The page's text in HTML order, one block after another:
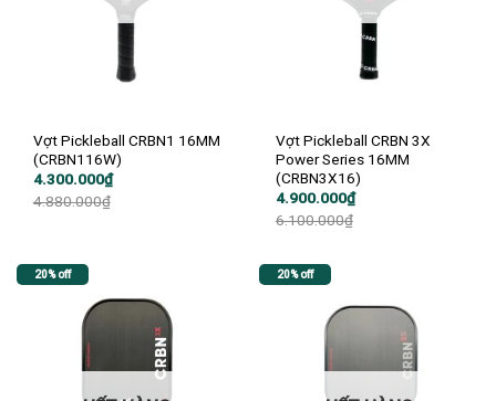
Vợt Pickleball CRBN1 16MM
(CRBN116W)
4.880.000₫
Giá
gốc
là:
4.300.000₫
Giá
hiện
tại
Vợt Pickleball CRBN 3X
Power Series 16MM
(CRBN3X16)
6.100.000₫
Giá
gốc
là:
4.900.000₫
Giá
hiện
tại
20% off 20% off